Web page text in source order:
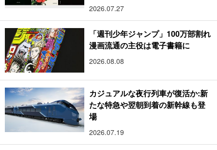
2026.07.27
「週刊少年ジャンプ」100万部割れ
漫画流通の主役は電子書籍に
2026.08.08
カジュアルな夜行列車が復活か:新
たな特急や翌朝到着の新幹線も登
場
2026.07.19